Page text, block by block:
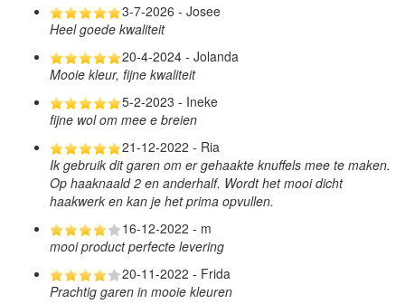
3-7-2026 - Josee
Heel goede kwaliteit
20-4-2024 - Jolanda
Mooie kleur, fijne kwaliteit
5-2-2023 - Ineke
fijne wol om mee e breien
21-12-2022 - Ria
Ik gebruik dit garen om er gehaakte knuffels mee te maken.
Op haaknaald 2 en anderhalf. Wordt het mooi dicht
haakwerk en kan je het prima opvullen.
16-12-2022 - m
mooi product perfecte levering
20-11-2022 - Frida
Prachtig garen in mooie kleuren